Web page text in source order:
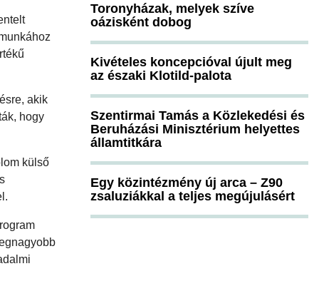
akik
hogy
külső
Toronyházak, melyek szíve
oázisként dobog
Kivételes koncepcióval újult meg
az északi Klotild-palota
Szentirmai Tamás a Közlekedési és
Beruházási Minisztérium helyettes
államtitkára
Egy közintézmény új arca – Z90
zsaluziákkal a teljes megújulásért